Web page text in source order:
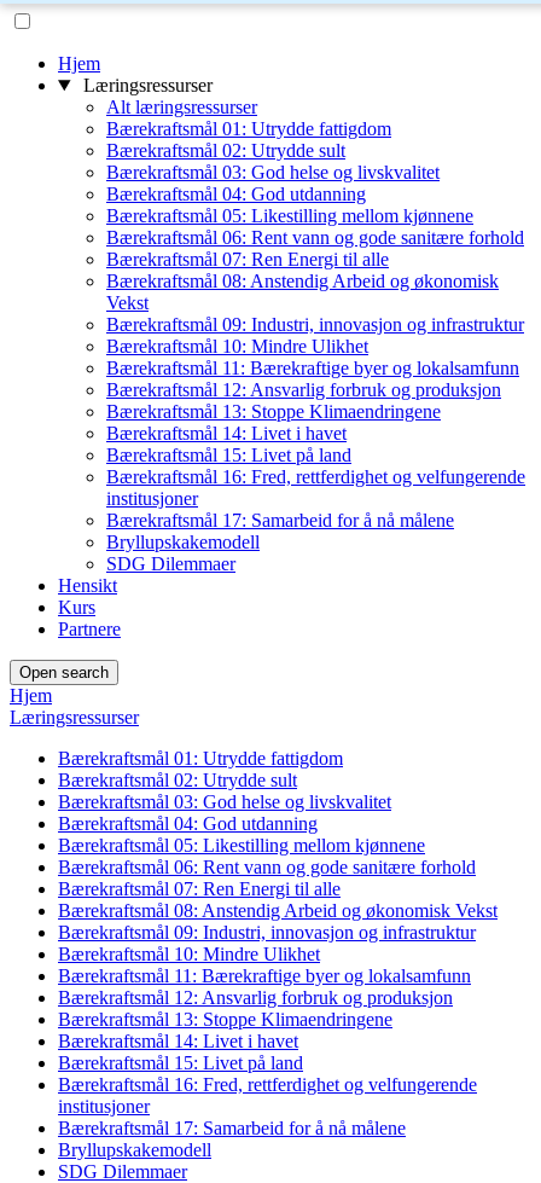
Hjem
Læringsressurser
Alt læringsressurser
Bærekraftsmål 01: Utrydde fattigdom
Bærekraftsmål 02: Utrydde sult
Bærekraftsmål 03: God helse og livskvalitet
Bærekraftsmål 04: God utdanning
Bærekraftsmål 05: Likestilling mellom kjønnene
Bærekraftsmål 06: Rent vann og gode sanitære forhold
Bærekraftsmål 07: Ren Energi til alle
Bærekraftsmål 08: Anstendig Arbeid og økonomisk
Vekst
Bærekraftsmål 09: Industri, innovasjon og infrastruktur
Bærekraftsmål 10: Mindre Ulikhet
Bærekraftsmål 11: Bærekraftige byer og lokalsamfunn
Bærekraftsmål 12: Ansvarlig forbruk og produksjon
Bærekraftsmål 13: Stoppe Klimaendringene
Bærekraftsmål 14: Livet i havet
Bærekraftsmål 15: Livet på land
Bærekraftsmål 16: Fred, rettferdighet og velfungerende
institusjoner
Bærekraftsmål 17: Samarbeid for å nå målene
Bryllupskakemodell
SDG Dilemmaer
Hensikt
Kurs
Partnere
Open search
Hjem
Læringsressurser
Bærekraftsmål 01: Utrydde fattigdom
Bærekraftsmål 02: Utrydde sult
Bærekraftsmål 03: God helse og livskvalitet
Bærekraftsmål 04: God utdanning
Bærekraftsmål 05: Likestilling mellom kjønnene
Bærekraftsmål 06: Rent vann og gode sanitære forhold
Bærekraftsmål 07: Ren Energi til alle
Bærekraftsmål 08: Anstendig Arbeid og økonomisk Vekst
Bærekraftsmål 09: Industri, innovasjon og infrastruktur
Bærekraftsmål 10: Mindre Ulikhet
Bærekraftsmål 11: Bærekraftige byer og lokalsamfunn
Bærekraftsmål 12: Ansvarlig forbruk og produksjon
Bærekraftsmål 13: Stoppe Klimaendringene
Bærekraftsmål 14: Livet i havet
Bærekraftsmål 15: Livet på land
Bærekraftsmål 16: Fred, rettferdighet og velfungerende
institusjoner
Bærekraftsmål 17: Samarbeid for å nå målene
Bryllupskakemodell
SDG Dilemmaer